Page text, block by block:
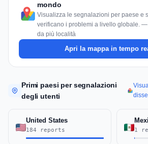
mondo
Visualizza le segnalazioni per paese e
verificano i problemi a livello globale.
da più località
Apri la mappa in tempo
Primi paesi per segnalazioni
degli utenti
United States
184 reports 1